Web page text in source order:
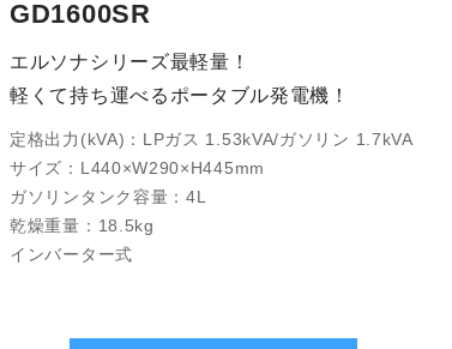
GD1600SR
エルソナシリーズ最軽量！
軽くて持ち運べるポータブル発電機！
定格出力(kVA)：LPガス 1.53kVA/ガソリン 1.7kVA
サイズ：L440×W290×H445mm
ガソリンタンク容量：4L
乾燥重量：18.5kg
インバーター式